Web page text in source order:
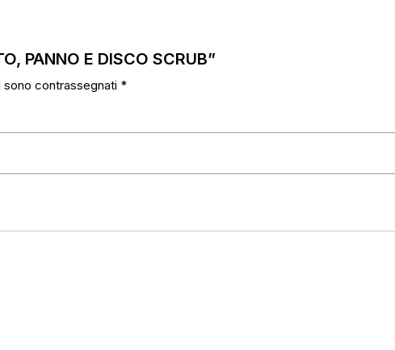
PANNO E DISCO SCRUB”
contrassegnati *